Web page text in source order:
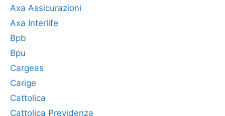
Axa Assicurazioni
Axa Interlife
Bpb
Bpu
Cargeas
Carige
Cattolica
Cattolica Previdenza